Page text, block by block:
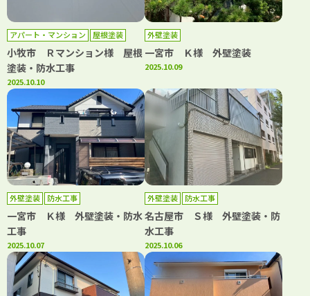
アパート・マンション
屋根塗装
防水工事
小牧市 Ｒマンション様 屋根
塗装・防水工事
2025.10.10
外壁塗装
一宮市 Ｋ様 外壁塗装
2025.10.09
外壁塗装 防水工事
一宮市 Ｋ様 外壁塗装・防水
工事
2025.10.07
外壁塗装 防水工事
名古屋市 Ｓ様 外壁塗装・防
水工事
2025.10.06